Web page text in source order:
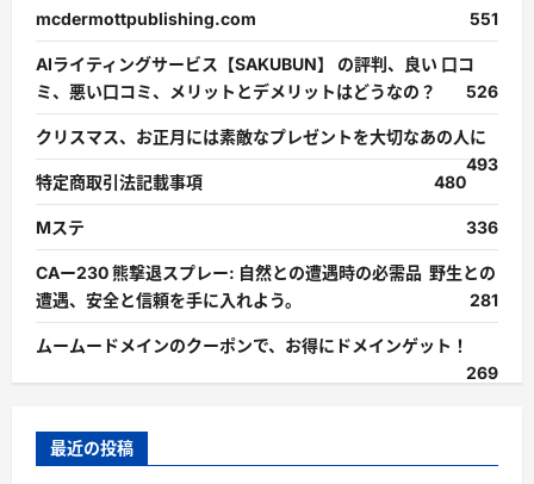
mcdermottpublishing.com 551
AIライティングサービス【SAKUBUN】 の評判、良い 口コ
ミ、悪い口コミ、メリットとデメリットはどうなの？
526
クリスマス、お正月には素敵なプレゼントを大切なあの人に
493
特定商取引法記載事項
480
Mステ 336
CAー230 熊撃退スプレー: 自然との遭遇時の必需品 野生との
遭遇、安全と信頼を手に入れよう。
281
ムームードメインのクーポンで、お得にドメインゲット！
269
最近の投稿